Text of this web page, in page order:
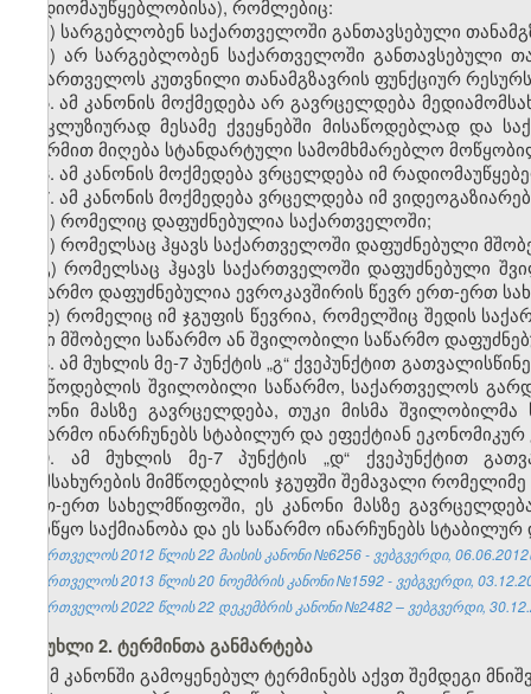
რადიომაუწყებლობისა), რომლებიც:
ა) სარგებლობენ საქართველოში განთავსებული
ბ) არ სარგებლობენ საქართველოში განთავსებული
საქართველოს კუთვნილი თანამგზავრის ფუნქციურ
5. ამ კანონის მოქმედება არ გავრცელდება
ექსკლუზიურად მესამე ქვეყნებში მისაწოდებლად და
ფორმით მიღება სტანდარტული სამომხმარებლო
6. ამ კანონის მოქმედება ვრცელდება იმ
7. ამ კანონის მოქმედება ვრცელდება იმ
ა) რომელიც დაფუძნებულია საქართველოში;
ბ) რომელსაც ჰყავს საქართველოში დაფუძნებული
გ) რომელსაც ჰყავს საქართველოში დაფუძნებული
საწარმო დაფუძნებულია ევროკავშირის წევრ ერთ-ერთ
დ) რომელიც იმ ჯგუფის წევრია, რომელშიც შედის
მისი მშობელი საწარმო ან შვილობილი საწარმო
8. ამ მუხლის მე-7 პუნქტის „გ“ ქვეპუნქტით
მიმწოდებლის შვილობილი საწარმო, საქართველოს
კანონი მასზე გავრცელდება, თუკი მისმა
საწარმო ინარჩუნებს სტაბილურ და ეფექტიან
9. ამ მუხლის მე-7 პუნქტის „დ“ ქვეპუნქტით
მომსახურების მიმწოდებლის ჯგუფში შემავალი
ერთ-ერთ სახელმწიფოში, ეს კანონი მასზე
დაიწყო საქმიანობა და ეს საწარმო ინარჩუნებს
საქართველოს 2012 წლის 22 მაისის კანონი №6256 - ვებგვერდი,
საქართველოს 2013 წლის 20 ნოემბრის კანონი №1592 - ვებგვერდი,
საქართველოს 2022 წლის 22 დეკემბრის კანონი №2482 – ვებგვერდი,
მუხლი 2. ტერმინთა განმარტება
ამ კანონში გამოყენებულ ტერმინებს აქვთ შემდეგი